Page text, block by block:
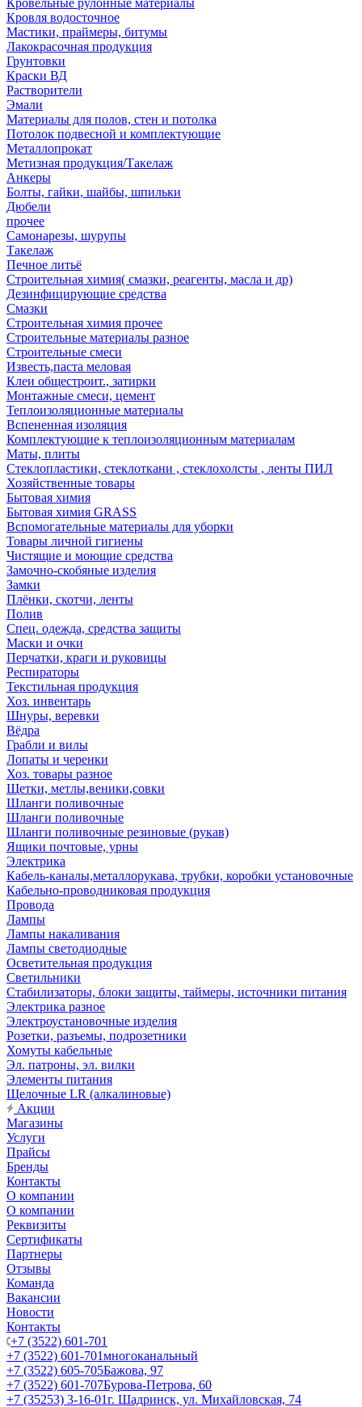
Кровельные рулонные материалы
Кровля водосточное
Мастики, праймеры, битумы
Лакокрасочная продукция
Грунтовки
Краски ВД
Растворители
Эмали
Материалы для полов, стен и потолка
Потолок подвесной и комплектующие
Металлопрокат
Метизная продукция/Такелаж
Анкеры
Болты, гайки, шайбы, шпильки
Дюбели
прочее
Самонарезы, шурупы
Такелаж
Печное литьё
Строительная химия( смазки, реагенты, масла и др)
Дезинфицирующие средства
Смазки
Строительная химия прочее
Строительные материалы разное
Строительные смеси
Известь,паста меловая
Клеи общестроит., затирки
Монтажные смеси, цемент
Теплоизоляционные материалы
Вспененная изоляция
Комплектующие к теплоизоляционным материалам
Маты, плиты
Стеклопластики, стеклоткани , стеклохолсты , ленты ПИЛ
Хозяйственные товары
Бытовая химия
Бытовая химия GRASS
Вспомогательные материалы для уборки
Товары личной гигиены
Чистящие и моющие средства
Замочно-скобяные изделия
Замки
Плёнки, скотчи, ленты
Полив
Спец. одежда, средства защиты
Маски и очки
Перчатки, краги и руковицы
Респираторы
Текстильная продукция
Хоз. инвентарь
Шнуры, веревки
Вёдра
Грабли и вилы
Лопаты и черенки
Хоз. товары разное
Щетки, метлы,веники,совки
Шланги поливочные
Шланги поливочные
Шланги поливочные резиновые (рукав)
Ящики почтовые, урны
Электрика
Кабель-каналы,металлорукава, трубки, коробки установочные
Кабельно-проводниковая продукция
Провода
Лампы
Лампы накаливания
Лампы светодиодные
Осветительная продукция
Светильники
Стабилизаторы, блоки защиты, таймеры, источники питания
Электрика разное
Электроустановочные изделия
Розетки, разъемы, подрозетники
Хомуты кабельные
Эл. патроны, эл. вилки
Элементы питания
Щелочные LR (алкалиновые)
Акции
Магазины
Услуги
Прайсы
Бренды
Контакты
О компании
О компании
Реквизиты
Сертификаты
Партнеры
Отзывы
Команда
Вакансии
Новости
Контакты
+7 (3522) 601-701
+7 (3522) 601-701многоканальный
+7 (3522) 605-705Бажова, 97
+7 (3522) 601-707Бурова-Петрова, 60
+7 (35253) 3-16-01г. Шадринск, ул. Михайловская, 74